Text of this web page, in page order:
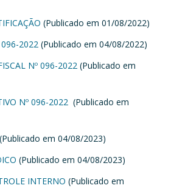
(Publicado em 01/08/2022)
2022 (Publicado em 04/08/2022)
Nº 096-2022 (Publicado em
Nº 096-2022 (Publicado em
(Publicado em 04/08/2023)
(Publicado em 04/08/2023)
INTERNO (Publicado em